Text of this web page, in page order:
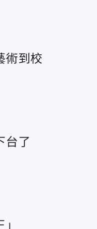
術到校
台了